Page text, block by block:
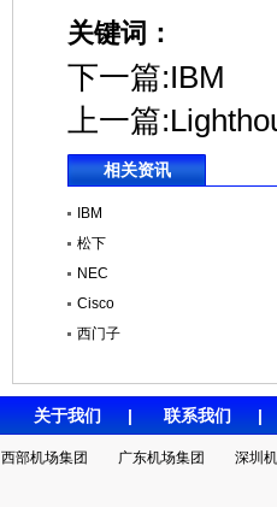
关键词：
下一篇:IBM
上一篇:
相关资讯
IBM
松下
NEC
Cisco
西门子
关于我们 | 联系我们
西部机场集团 广东机场集团 深圳